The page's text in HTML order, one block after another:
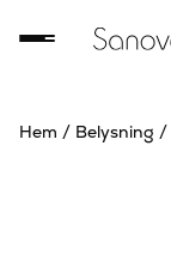
Hem / Belysning /